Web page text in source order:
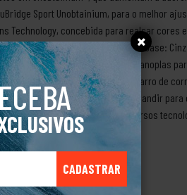
CADASTRAR
Sport Unobtainium, para o melhor
Technology, concebida para realçar
Alta luminosidadeCor da lente base:
Jannard, que começou criando manoplas
desenvolvidos para pilotos de carro de
Não demorou para marca expandir
chamativo e diversos recursos